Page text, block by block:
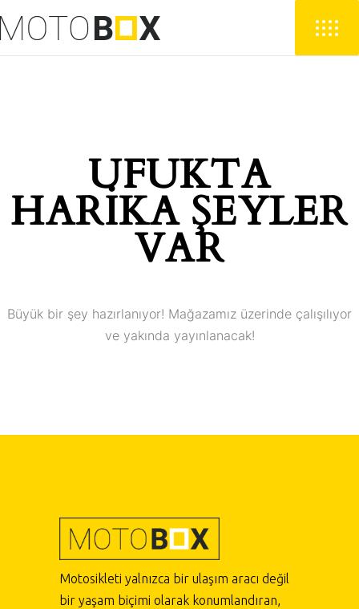
UFUKTA
HARIKA ŞEYLER
VAR
Büyük bir şey hazırlanıyor! Mağazamız üzerinde çalışılıyor
ve yakında yayınlanacak!
Motosikleti yalnızca bir ulaşım aracı değil
bir yaşam biçimi olarak konumlandıran,